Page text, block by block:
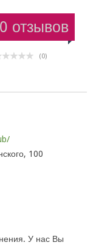
0 отзывов
(0)
100
У нас Вы